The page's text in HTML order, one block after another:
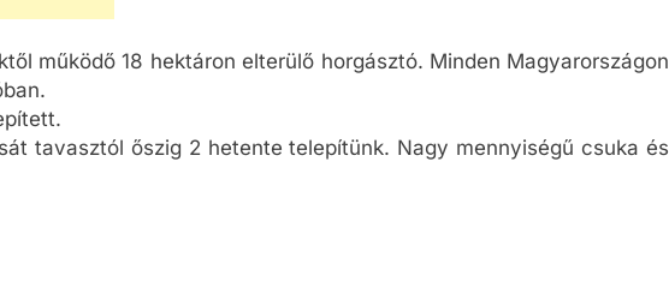
működő 18 hektáron elterülő horgásztó. Minden Magyarországon
tavasztól őszig 2 hetente telepítünk. Nagy mennyiségű csuka és